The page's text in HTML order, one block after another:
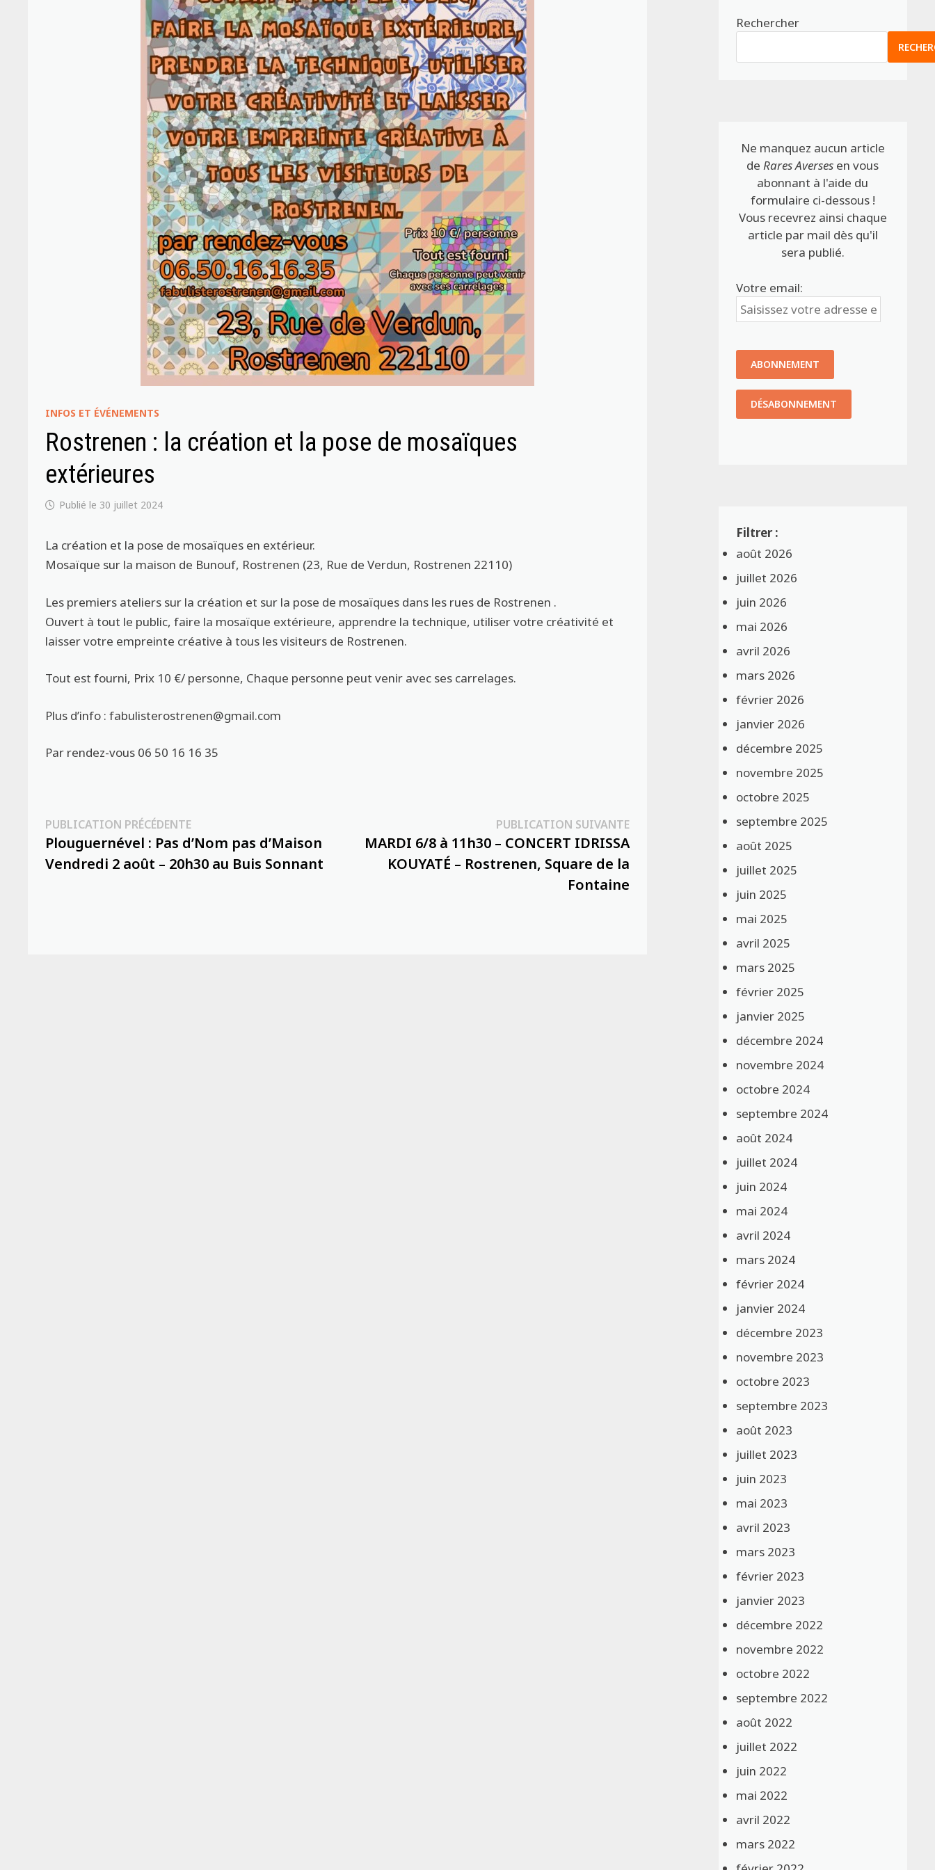
INFOS ET ÉVÉNEMENTS
Rostrenen : la création et la pose de mosaïques
extérieures
30 juillet 2024
La création et la pose de mosaïques en extérieur.
Mosaïque sur la maison de Bunouf, Rostrenen (23, Rue de Verdun, Rostrenen 22110)
Les premiers ateliers sur la création et sur la pose de mosaïques dans les rues de Rostrenen .
Ouvert à tout le public, faire la mosaïque extérieure, apprendre la technique, utiliser votre créativité et
laisser votre empreinte créative à tous les visiteurs de Rostrenen.
Tout est fourni, Prix 10 €/ personne, Chaque personne peut venir avec ses carrelages.
Plus d’info : fabulisterostrenen@gmail.com
Par rendez-vous 06 50 16 16 35
Navigation
de
PUBLICATION PRÉCÉDENTEPublication
précédente :
Plouguernével : Pas d’Nom pas d’Maison
Vendredi 2 août – 20h30 au Buis Sonnant
PUBLICATION SUIVANTEPublication
suivante :
MARDI 6/8 à 11h30 – CONCERT IDRISSA
KOUYATÉ – Rostrenen, Square de la
Fontaine
Rechercher
Ne manquez aucun article
deRares Averses en vous
abonnant à l'aide du
formulaire ci-dessous !
Vous recevrez ainsi chaque
article par mail dès qu'il
sera publié.
Votre email:
août 2026
juillet 2026
juin 2026
mai 2026
avril 2026
mars 2026
février 2026
janvier 2026
décembre 2025
novembre 2025
octobre 2025
septembre 2025
août 2025
juillet 2025
juin 2025
mai 2025
avril 2025
mars 2025
février 2025
janvier 2025
décembre 2024
novembre 2024
octobre 2024
septembre 2024
août 2024
juillet 2024
juin 2024
mai 2024
avril 2024
mars 2024
février 2024
janvier 2024
décembre 2023
novembre 2023
octobre 2023
septembre 2023
août 2023
juillet 2023
juin 2023
mai 2023
avril 2023
mars 2023
février 2023
janvier 2023
décembre 2022
novembre 2022
octobre 2022
septembre 2022
août 2022
juillet 2022
juin 2022
mai 2022
avril 2022
mars 2022